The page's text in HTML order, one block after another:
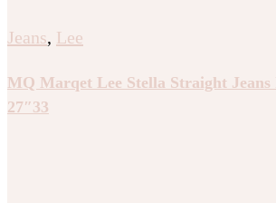
Jeans, Lee
MQ Marqet Lee Stella Straight
27″33